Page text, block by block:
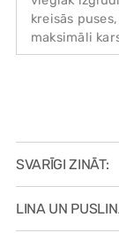
kreisās
maksimāli
SVARĪGI ZINĀT:
LINA UN